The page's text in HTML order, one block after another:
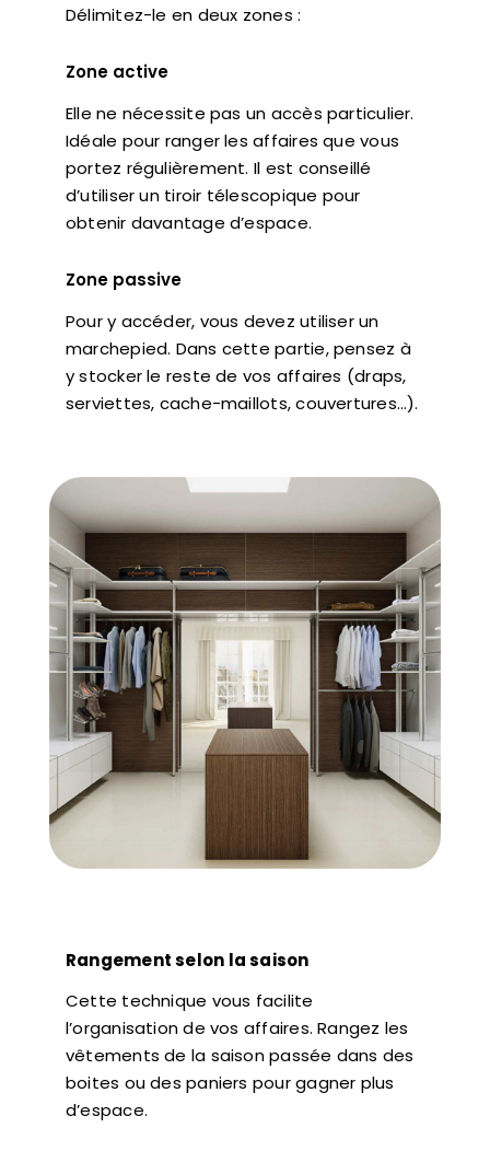
Délimitez-le en deux zones :
Zone active
Elle ne nécessite pas un accès particulier.
Idéale pour ranger les affaires que vous
portez régulièrement. Il est conseillé
d’utiliser un tiroir télescopique pour
obtenir davantage d’espace.
Zone passive
Pour y accéder, vous devez utiliser un
marchepied. Dans cette partie, pensez à
y stocker le reste de vos affaires (draps,
serviettes, cache-maillots, couvertures…).
Rangement selon la saison
Cette technique vous facilite
l’organisation de vos affaires. Rangez les
vêtements de la saison passée dans des
boites ou des paniers pour gagner plus
d’espace.